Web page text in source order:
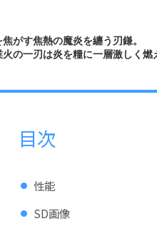
がす焦熱の魔炎を纏う刃鎌。
火の一刃は炎を糧に一層激しく燃
目次
性能
SD画像